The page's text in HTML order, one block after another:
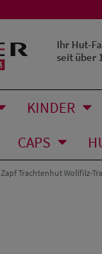
Ihr Hut-
seit über
KINDER
CAPS
Zapf Trachtenhut Wollfilz-